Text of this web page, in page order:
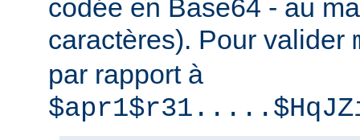
codée en Base64 - au
caractères). Pour valider
par rapport à